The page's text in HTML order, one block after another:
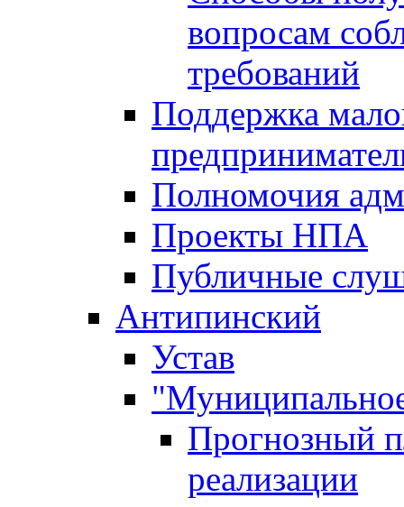
вопросам
требований
Поддержка
Полномочия
Проекты НПА
Публичные
Антипинский
Устав
Прогнозный
реализации